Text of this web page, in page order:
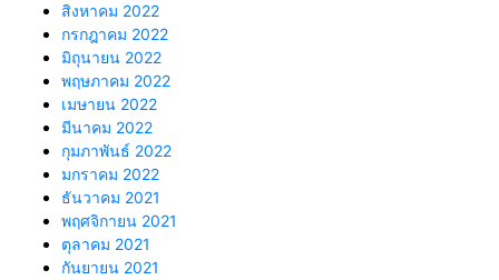
สิงหาคม 2022
กรกฎาคม 2022
มิถุนายน 2022
พฤษภาคม 2022
เมษายน 2022
มีนาคม 2022
กุมภาพันธ์ 2022
มกราคม 2022
ธันวาคม 2021
พฤศจิกายน 2021
ตุลาคม 2021
กันยายน 2021